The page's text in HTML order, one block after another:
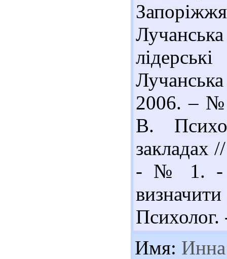
2006. – №
В.
закладах
- № 1. -
Имя: Инна